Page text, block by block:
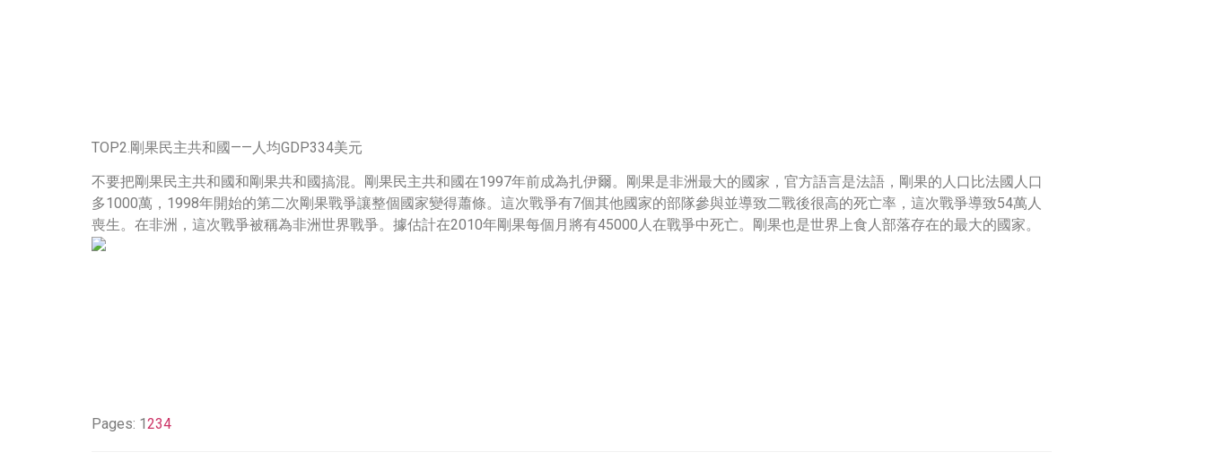
TOP2.剛果民主共和國——人均GDP334美元
不要把剛果民主共和國和剛果共和國搞混。剛果民主共和國在1997年前成為扎伊爾。剛果是非洲最大的國家，官方語言是法語，剛果的人口比法國人口
多1000萬，1998年開始的第二次剛果戰爭讓整個國家變得蕭條。這次戰爭有7個其他國家的部隊參與並導致二戰後很高的死亡率，這次戰爭導致54萬人
喪生。在非洲，這次戰爭被稱為非洲世界戰爭。據估計在2010年剛果每個月將有45000人在戰爭中死亡。剛果也是世界上食人部落存在的最大的國家。
Pages: 1234